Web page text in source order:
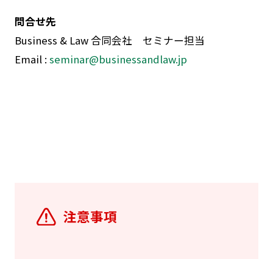
問合せ先
Business & Law 合同会社 セミナー担当
Email : seminar@businessandlaw.jp
注意事項